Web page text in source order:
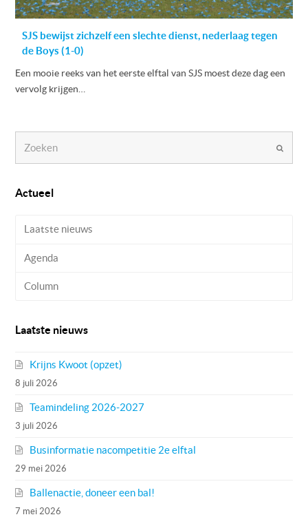
SJS bewijst zichzelf een slechte dienst, nederlaag tegen
de Boys (1-0)
Een mooie reeks van het eerste elftal van SJS moest deze dag een
vervolg krijgen…
Actueel
Laatste nieuws
Agenda
Column
Laatste nieuws
Krijns Kwoot (opzet)
8 juli 2026
Teamindeling 2026-2027
3 juli 2026
Businformatie nacompetitie 2e elftal
29 mei 2026
Ballenactie, doneer een bal!
7 mei 2026